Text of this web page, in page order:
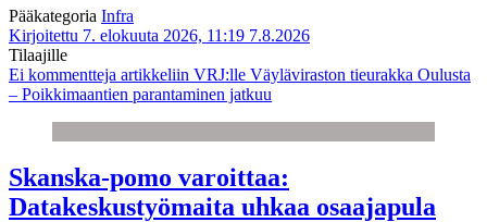
Pääkategoria Infra
Kirjoitettu 7. elokuuta 2026, 11:19 7.8.2026
Tilaajille
Ei kommentteja artikkeliin VRJ:lle Väyläviraston tieurakka Oulusta
– Poikkimaantien parantaminen jatkuu
Skanska-pomo varoittaa:
Datakeskustyömaita uhkaa osaajapula